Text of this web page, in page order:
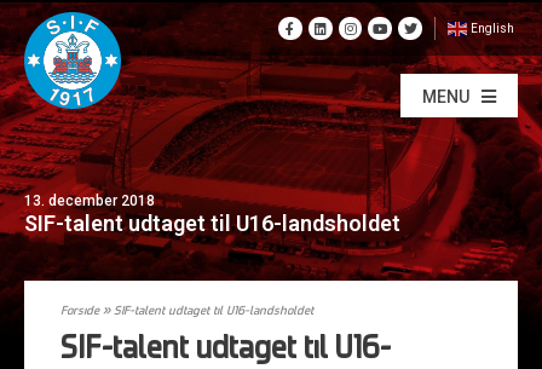
English
MENU
13. december 2018
SIF-talent udtaget til U16-landsholdet
Forside»SIF-talent udtaget til U16-landsholdet
SIF-talent udtaget til U16-